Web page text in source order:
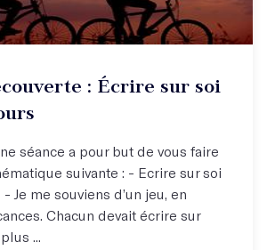
: Écrire sur soi
séance a pour but de vous faire
suivante : - Ecrire sur soi
Je me souviens d’un jeu, en
Chacun devait écrire sur
...